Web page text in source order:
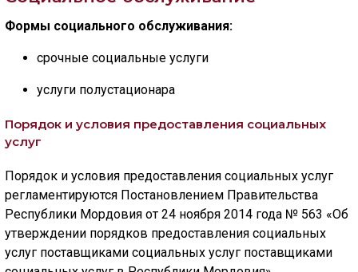
РАЗМЕР ТЕКСТА
🔊 Включить озвучивание
Настройки по умолчанию
Формы социального обслуживания:
срочные социальные услуги
услуги полустационара
Порядок и условия предоставления социальных
услуг
Порядок и условия предоставления социальных услуг
регламентируются Постановлением Правительства
Республики Мордовия от 24 ноября 2014 года № 563 «Об
утверждении порядков предоставления социальных
услуг поставщиками социальных услуг поставщиками